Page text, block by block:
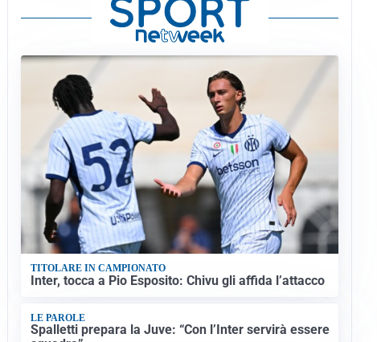
TITOLARE IN CAMPIONATO
Inter, tocca a Pio Esposito: Chivu gli affida l’attacco
LE PAROLE
Spalletti prepara la Juve: “Con l’Inter servirà essere